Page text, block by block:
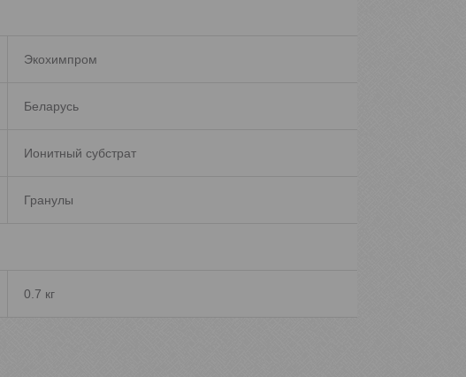
Экохимпром
Беларусь
Ионитный субстрат
Гранулы
0.7 кг